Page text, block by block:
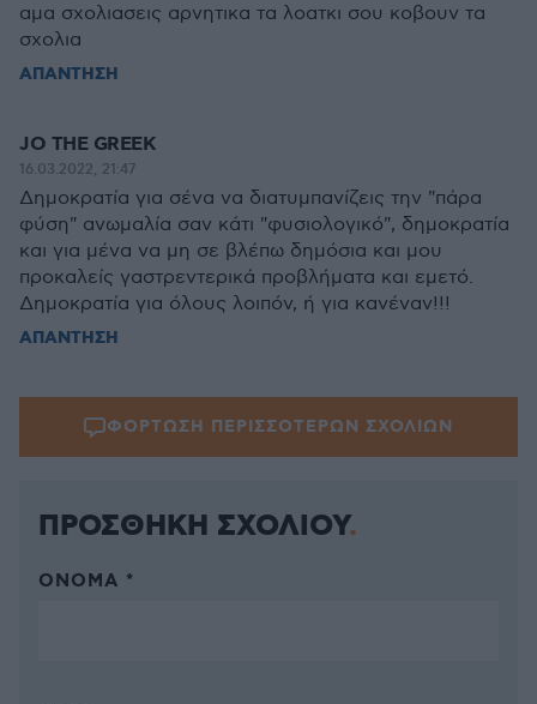
αμα σχολιασεις αρνητικα τα λοατκι σου κοβουν τα
σχολια
ΑΠΑΝΤΗΣΗ
JO THE GREEK
16.03.2022, 21:47
Δημοκρατία για σένα να διατυμπανίζεις την "πάρα
φύση" ανωμαλία σαν κάτι "φυσιολογικό", δημοκρατία
και για μένα να μη σε βλέπω δημόσια και μου
προκαλείς γαστρεντερικά προβλήματα και εμετό.
Δημοκρατία για όλους λοιπόν, ή για κανέναν!!!
ΑΠΑΝΤΗΣΗ
ΦΟΡΤΩΣΗ ΠΕΡΙΣΣΟΤΕΡΩΝ ΣΧΟΛΙΩΝ
ΠΡΟΣΘΗΚΗ ΣΧΟΛΙΟΥ
ΌΝΟΜΑ *